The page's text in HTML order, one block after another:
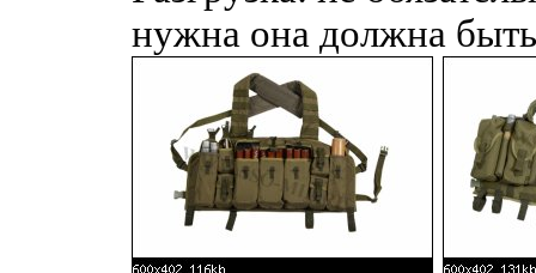
нужна она должна